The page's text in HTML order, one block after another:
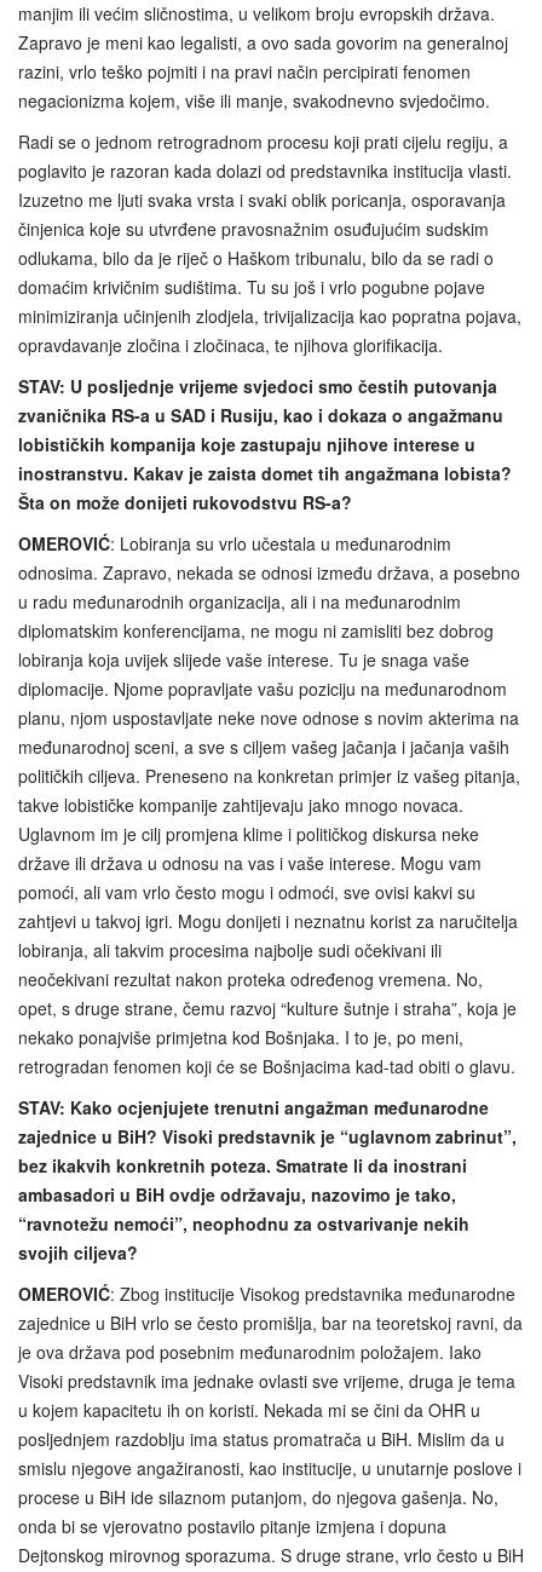
manjim ili većim sličnostima, u velikom broju evropskih država.
Zapravo je meni kao legalisti, a ovo sada govorim na generalnoj
razini, vrlo teško pojmiti i na pravi način percipirati fenomen
negacionizma kojem, više ili manje, svakodnevno svjedočimo.
Radi se o jednom retrogradnom procesu koji prati cijelu regiju, a
poglavito je razoran kada dolazi od predstavnika institucija vlasti.
Izuzetno me ljuti svaka vrsta i svaki oblik poricanja, osporavanja
činjenica koje su utvrđene pravosnažnim osuđujućim sudskim
odlukama, bilo da je riječ o Haškom tribunalu, bilo da se radi o
domaćim krivičnim sudištima. Tu su još i vrlo pogubne pojave
minimiziranja učinjenih zlodjela, trivijalizacija kao popratna pojava,
opravdavanje zločina i zločinaca, te njihova glorifikacija.
STAV: U posljednje vrijeme svjedoci smo čestih putovanja
zvaničnika RS-a u SAD i Rusiju, kao i dokaza o angažmanu
lobističkih kompanija koje zastupaju njihove interese u
inostranstvu. Kakav je zaista domet tih angažmana lobista?
Šta on može donijeti rukovodstvu RS-a?
OMEROVIĆ: Lobiranja su vrlo učestala u međunarodnim
odnosima. Zapravo, nekada se odnosi između država, a posebno
u radu međunarodnih organizacija, ali i na međunarodnim
diplomatskim konferencijama, ne mogu ni zamisliti bez dobrog
lobiranja koja uvijek slijede vaše interese. Tu je snaga vaše
diplomacije. Njome popravljate vašu poziciju na međunarodnom
planu, njom uspostavljate neke nove odnose s novim akterima na
međunarodnoj sceni, a sve s ciljem vašeg jačanja i jačanja vaših
političkih ciljeva. Preneseno na konkretan primjer iz vašeg pitanja,
takve lobističke kompanije zahtijevaju jako mnogo novaca.
Uglavnom im je cilj promjena klime i političkog diskursa neke
države ili država u odnosu na vas i vaše interese. Mogu vam
pomoći, ali vam vrlo često mogu i odmoći, sve ovisi kakvi su
zahtjevi u takvoj igri. Mogu donijeti i neznatnu korist za naručitelja
lobiranja, ali takvim procesima najbolje sudi očekivani ili
neočekivani rezultat nakon proteka određenog vremena. No,
opet, s druge strane, čemu razvoj “kulture šutnje i straha”, koja je
nekako ponajviše primjetna kod Bošnjaka. I to je, po meni,
retrogradan fenomen koji će se Bošnjacima kad-tad obiti o glavu.
STAV: Kako ocjenjujete trenutni angažman međunarodne
zajednice u BiH? Visoki predstavnik je “uglavnom zabrinut”,
bez ikakvih konkretnih poteza. Smatrate li da inostrani
ambasadori u BiH ovdje održavaju, nazovimo je tako,
“ravnotežu nemoći”, neophodnu za ostvarivanje nekih
svojih ciljeva?
OMEROVIĆ: Zbog institucije Visokog predstavnika međunarodne
zajednice u BiH vrlo se često promišlja, bar na teoretskoj ravni, da
je ova država pod posebnim međunarodnim položajem. Iako
Visoki predstavnik ima jednake ovlasti sve vrijeme, druga je tema
u kojem kapacitetu ih on koristi. Nekada mi se čini da OHR u
posljednjem razdoblju ima status promatrača u BiH. Mislim da u
smislu njegove angažiranosti, kao institucije, u unutarnje poslove i
procese u BiH ide silaznom putanjom, do njegova gašenja. No,
onda bi se vjerovatno postavilo pitanje izmjena i dopuna
Dejtonskog mirovnog sporazuma. S druge strane, vrlo često u BiH